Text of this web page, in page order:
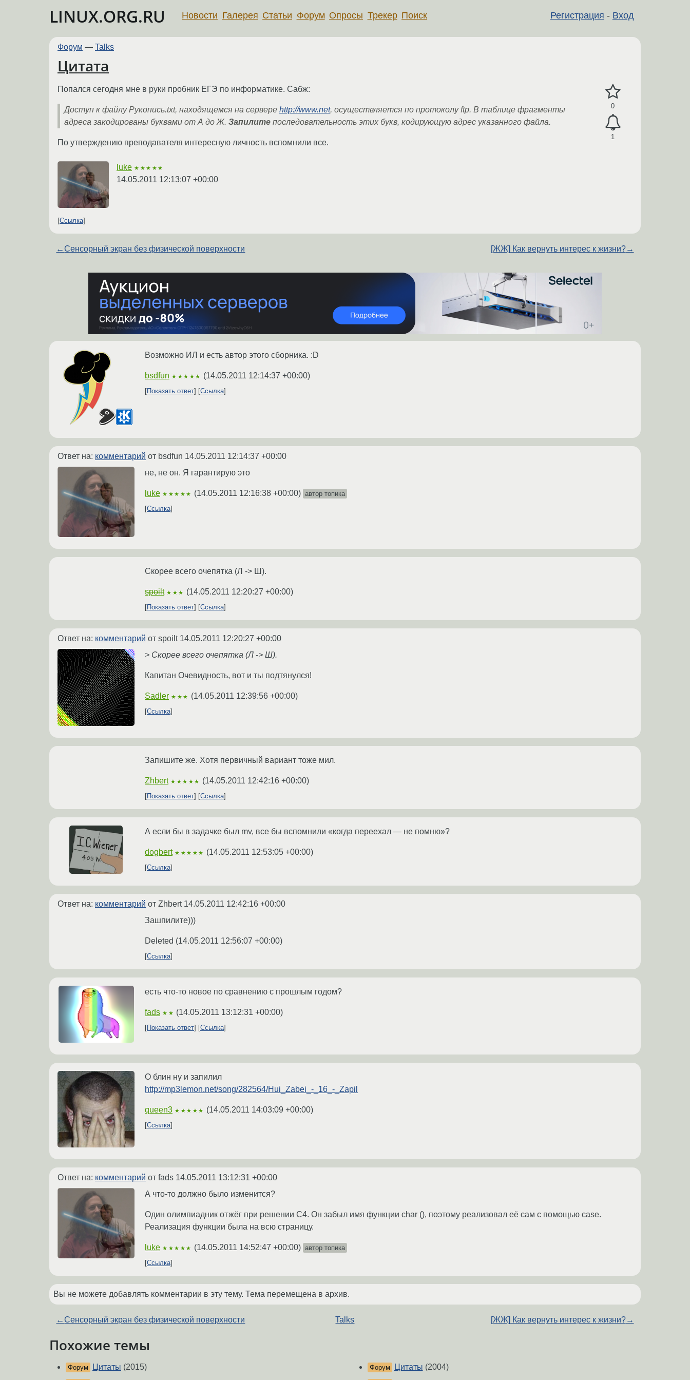
LINUX.ORG.RU Регистрация - Вход
Новости Галерея Статьи Форум Опросы Трекер Поиск
Форум — Talks
Цитата
0
1
Попался сегодня мне в руки пробник ЕГЭ по информатике. Сабж:
Доступ к файлу Рукопись.txt, находящемся на сервере http://www.net, осуществляется по протоколу ftp. В таблице фрагменты
адреса закодированы буквами от А до Ж. Запилите последовательность этих букв, кодирующую адрес указанного файла.
По утверждению преподавателя интересную личность вспомнили все.
luke ★★★★★
14.05.2011 12:13:07 +00:00
Ссылка
←Сенсорный экран без физической поверхности [ЖЖ] Как вернуть интерес к жизни?→
Возможно ИЛ и есть автор этого сборника. :D
bsdfun ★★★★★ (14.05.2011 12:14:37 +00:00)
Показать ответ Ссылка
Ответ на: комментарий от bsdfun 14.05.2011 12:14:37 +00:00
не, не он. Я гарантирую это
luke ★★★★★ (14.05.2011 12:16:38 +00:00) автор топика
Ссылка
Скорее всего очепятка (Л -> Ш).
spoilt ★★★ (14.05.2011 12:20:27 +00:00)
Показать ответ Ссылка
Ответ на: комментарий от spoilt 14.05.2011 12:20:27 +00:00
> Скорее всего очепятка (Л -> Ш).
Капитан Очевидность, вот и ты подтянулся!
Sadler ★★★ (14.05.2011 12:39:56 +00:00)
Ссылка
Запишите же. Хотя первичный вариант тоже мил.
Zhbert ★★★★★ (14.05.2011 12:42:16 +00:00)
Показать ответ Ссылка
А если бы в задачке был mv, все бы вспомнили «когда переехал — не помню»?
dogbert ★★★★★ (14.05.2011 12:53:05 +00:00)
Ссылка
Ответ на: комментарий от Zhbert 14.05.2011 12:42:16 +00:00
Зашпилите)))
Deleted (14.05.2011 12:56:07 +00:00)
Ссылка
есть что-то новое по сравнению с прошлым годом?
fads ★★ (14.05.2011 13:12:31 +00:00)
Показать ответ Ссылка
О блин ну и запилил
http://mp3lemon.net/song/282564/Hui_Zabei_-_16_-_Zapil
queen3 ★★★★★ (14.05.2011 14:03:09 +00:00)
Ссылка
Ответ на: комментарий от fads 14.05.2011 13:12:31 +00:00
А что-то должно было изменится?
Один олимпиадник отжёг при решении C4. Он забыл имя функции char (), поэтому реализовал её сам с помощью case.
Реализация функции была на всю страницу.
luke ★★★★★ (14.05.2011 14:52:47 +00:00) автор топика
Ссылка
Вы не можете добавлять комментарии в эту тему. Тема перемещена в архив.
←Сенсорный экран без физической поверхности Talks [ЖЖ] Как вернуть интерес к жизни?→
Похожие темы
Форум Цитаты (2015) Форум Цитаты (2004)